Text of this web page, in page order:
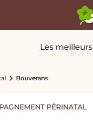
Les meilleurs
Bouverans
PÉRINATAL